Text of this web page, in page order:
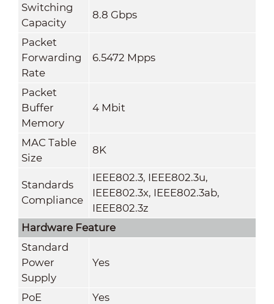
Switching
Capacity
8.8 Gbps
Packet
Forwarding
Rate
6.5472 Mpps
Packet
Buffer
Memory
4 Mbit
MAC Table
Size
8K
Standards
Compliance
IEEE802.3, IEEE802.3u,
IEEE802.3x, IEEE802.3ab,
IEEE802.3z
Hardware Feature
Standard
Power
Supply
Yes
PoE
Yes